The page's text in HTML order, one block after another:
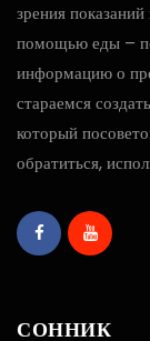
зрения
помощью еды –
информацию о
стараемся
который
обратиться,
СОННИК